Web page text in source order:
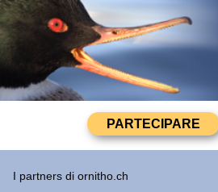
I partners di ornitho.ch